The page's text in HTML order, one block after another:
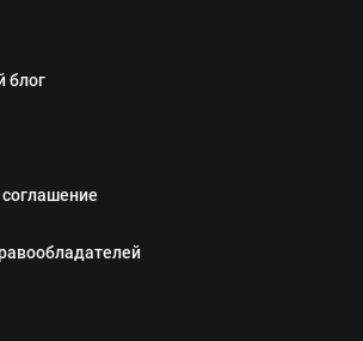
блог